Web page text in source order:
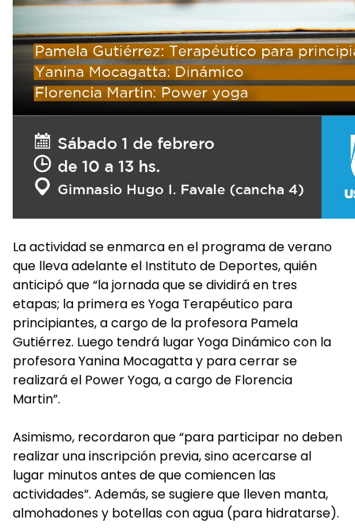
La actividad se enmarca en el programa de verano
que lleva adelante el Instituto de Deportes, quién
anticipó que “la jornada que se dividirá en tres
etapas; la primera es Yoga Terapéutico para
principiantes, a cargo de la profesora Pamela
Gutiérrez. Luego tendrá lugar Yoga Dinámico con la
profesora Yanina Mocagatta y para cerrar se
realizará el Power Yoga, a cargo de Florencia
Martin”.
Asimismo, recordaron que “para participar no deben
realizar una inscripción previa, sino acercarse al
lugar minutos antes de que comiencen las
actividades”. Además, se sugiere que lleven manta,
almohadones y botellas con agua (para hidratarse).